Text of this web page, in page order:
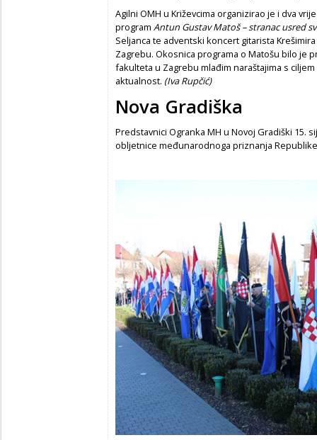
Agilni OMH u Križevcima organizirao je i dva
program Antun Gustav Matoš – stranac usred
Seljanca te adventski koncert gitarista
Zagrebu. Okosnica programa o Matošu bilo je
fakulteta u Zagrebu mlađim naraštajima s
aktualnost. (Iva Rupčić)
Nova Gradiška
Predstavnici Ogranka MH u Novoj Gradiški 15.
obljetnice međunarodnoga priznanja